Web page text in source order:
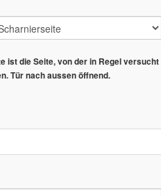
ist die Seite, von der in Regel versucht
Tür nach aussen öffnend.